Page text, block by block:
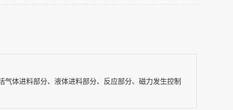
体进料部分、液体进料部分、反应部分、磁力发生控制